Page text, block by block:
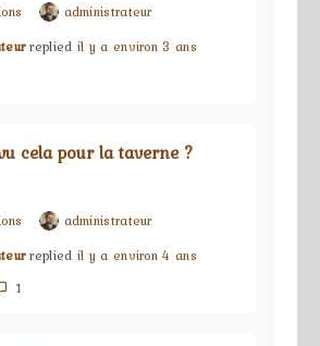
administrateur
replied il y a environ 3 ans
cela pour la taverne ?
administrateur
replied il y a environ 4 ans
1